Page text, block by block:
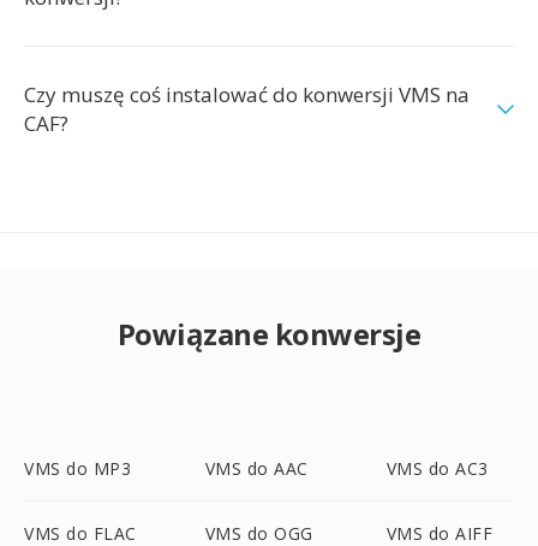
Czy muszę coś instalować do konwersji VMS na
CAF?
Powiązane konwersje
VMS do MP3 VMS do AAC VMS do AC3
VMS do FLAC VMS do OGG VMS do AIFF